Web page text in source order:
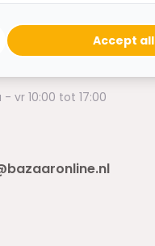
vraag?
op je vraag!
vr 10:00 tot 17:00
Accept all